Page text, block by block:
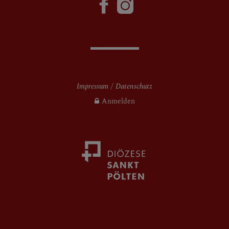
Impressum
Datenschutz
Anmelden